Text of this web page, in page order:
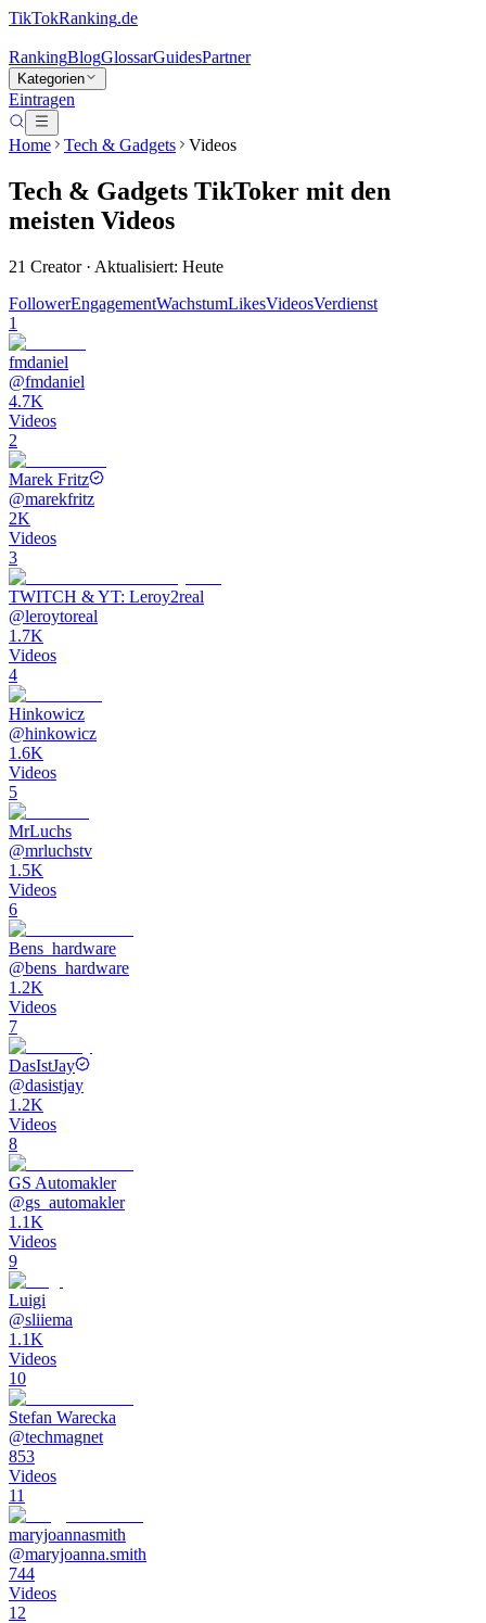
TikTokRanking.de
RankingBlogGlossarGuidesPartner
Kategorien
Eintragen
Home Tech & Gadgets Videos
Tech & Gadgets TikToker mit den
meisten Videos
21 Creator · Aktualisiert: Heute
FollowerEngagementWachstumLikesVideosVerdienst
1
fmdaniel
@fmdaniel
4.7K
Videos
2
Marek Fritz
@marekfritz
2K
Videos
3
TWITCH & YT: Leroy2real
@leroytoreal
1.7K
Videos
4
Hinkowicz
@hinkowicz
1.6K
Videos
5
MrLuchs
@mrluchstv
1.5K
Videos
6
Bens_hardware
@bens_hardware
1.2K
Videos
7
DasIstJay
@dasistjay
1.2K
Videos
8
GS Automakler
@gs_automakler
1.1K
Videos
9
Luigi
@sliiema
1.1K
Videos
10
Stefan Warecka
@techmagnet
853
Videos
11
maryjoannasmith
@maryjoanna.smith
744
Videos
12